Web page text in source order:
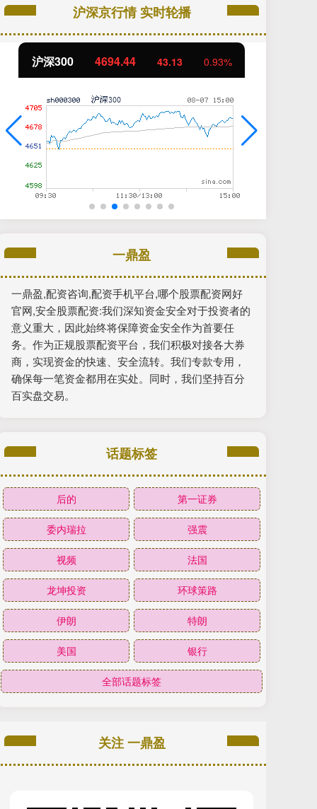
沪深京行情 实时轮播
沪深300 4694.44 43.13 0.93%
一鼎盈
一鼎盈,配资咨询,配资手机平台,哪个股票配资网好
官网,安全股票配资:我们深知资金安全对于投资者的
意义重大，因此始终将保障资金安全作为首要任
务。作为正规股票配资平台，我们积极对接各大券
商，实现资金的快速、安全流转。我们专款专用，
确保每一笔资金都用在实处。同时，我们坚持百分
百实盘交易。
话题标签
后的 第一证券
委内瑞拉 强震
视频 法国
龙坤投资 环球策路
伊朗 特朗
美国 银行
全部话题标签
关注 一鼎盈